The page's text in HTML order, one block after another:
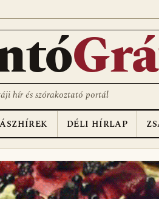
hír és szórakoztató portál
DÉLI HÍRLAP